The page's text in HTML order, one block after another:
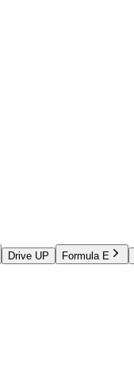
Drive UP Formula E